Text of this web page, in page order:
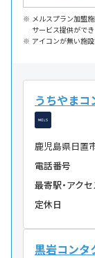
メルスプラン加盟施
サービス提供ができ
アイコンが無い施
うちやまコ
鹿児島県日置
電話番号
最寄駅・アク
定休日
黒岩コンタ